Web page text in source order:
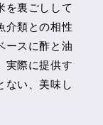
を裏ごしして
介類との相性
ースに酢と油
実際に提供す
ない、美味し